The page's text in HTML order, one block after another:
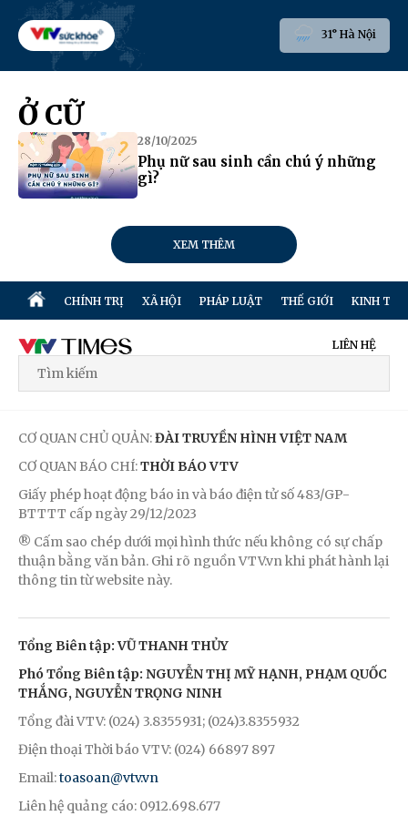
31° Hà Nội
Ở CỮ
28/10/2025
Phụ nữ sau sinh cần chú ý những
gì?
XEM THÊM
CHÍNH TRỊ XÃ HỘI PHÁP LUẬT THẾ GIỚI KINH TẾ
LIÊN HỆ
CƠ QUAN CHỦ QUẢN:ĐÀI TRUYỀN HÌNH VIỆT NAM
CƠ QUAN BÁO CHÍ:THỜI BÁO VTV
Giấy phép hoạt động báo in và báo điện tử số 483/GP-
BTTTT cấp ngày 29/12/2023
® Cấm sao chép dưới mọi hình thức nếu không có sự chấp
thuận bằng văn bản. Ghi rõ nguồn VTV.vn khi phát hành lại
thông tin từ website này.
Tổng Biên tập: VŨ THANH THỦY
Phó Tổng Biên tập: NGUYỄN THỊ MỸ HẠNH, PHẠM QUỐC
THẮNG, NGUYỄN TRỌNG NINH
Tổng đài VTV: (024) 3.8355931; (024)3.8355932
Điện thoại Thời báo VTV: (024) 66897 897
Email:toasoan@vtv.vn
Liên hệ quảng cáo: 0912.698.677